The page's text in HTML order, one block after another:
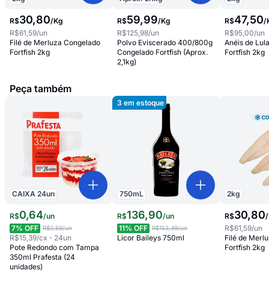
R$30,80/Kg
R$61,59/un
Filé de Merluza Congelado
Fortfish 2kg
R$59,99/Kg
R$125,98/un
Polvo Eviscerado 400/800g
Congelado Fortfish (Aprox.
2,1kg)
R$47,50/
R$95,00/un
Anéis de
Fortfish 2kg
Peça também
CAIXA 24un
R$0,64/un
7% OFF R$0,69/un
R$15,39/cx 24un
Pote Redondo com Tampa
350ml Prafesta (24
unidades)
750mL
3 em estoque
R$136,90/un
11% OFF R$153,49/un
Licor Baileys 750ml
2kg
R$30,80/
R$61,59/un
Filé de
Fortfish 2kg